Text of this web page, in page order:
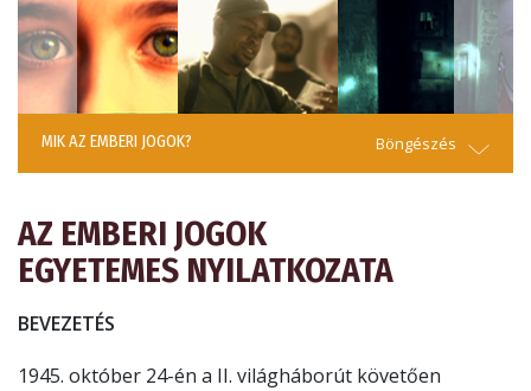
MIK AZ EMBERI JOGOK? Böngészés
AZ EMBERI JOGOK
EGYETEMES NYILATKOZATA
BEVEZETÉS
1945. október 24-én a II. világháborút követően